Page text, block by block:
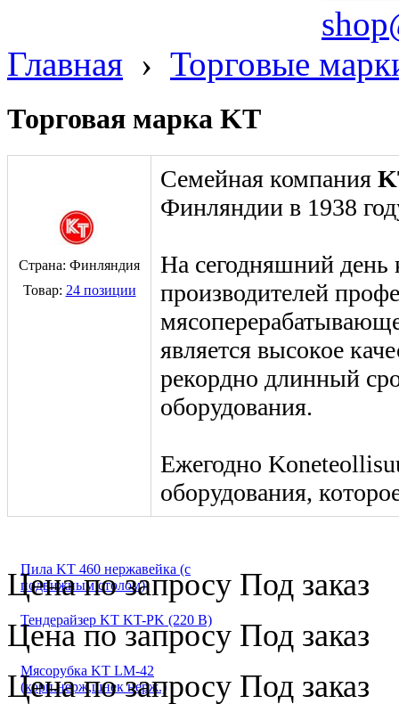
Главная › Торговые
Торговая марка KT
Страна: Финляндия
Товар: 24 позиции
Семейная компания
Финляндии в 1938
На сегодняшний день
производителей
является высокое
рекордно длинный
оборудования.
Ежегодно
оборудования,
Пила KT 460 нержавейка (с
подвижным столом)
Цена по запросу Под заказ
Тендерайзер KT KT-PK (220 В)
Цена по запросу Под заказ
Мясорубка KT LM-42
(корп.нерж,шнек нерж.)
Цена по запросу Под заказ